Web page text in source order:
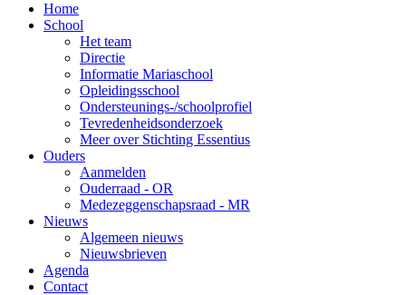
Home
School
Het team
Directie
Informatie Mariaschool
Opleidingsschool
Ondersteunings-/schoolprofiel
Tevredenheidsonderzoek
Meer over Stichting Essentius
Ouders
Aanmelden
Ouderraad - OR
Medezeggenschapsraad - MR
Nieuws
Algemeen nieuws
Nieuwsbrieven
Agenda
Contact